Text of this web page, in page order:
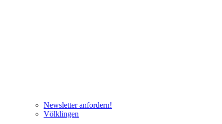
Newsletter anfordern!
Völklingen